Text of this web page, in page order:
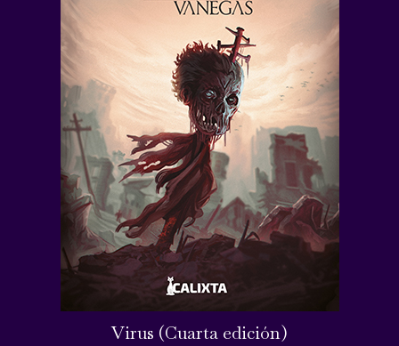
Virus (Cuarta edición)